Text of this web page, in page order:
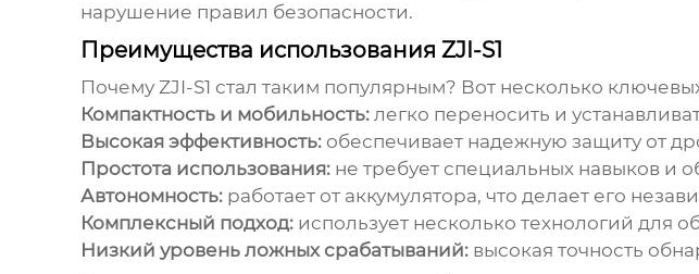
нарушение правил безопасности.
Преимущества использования ZJI-S1
Почему ZJI-S1 стал таким популярным? Вот несколько
Компактность и мобильность:легко переносить и
Высокая эффективность:обеспечивает надежную защиту от
Простота использования:не требует специальных навыков и
Автономность:работает от аккумулятора, что делает его
Комплексный подход:использует несколько технологий для
Низкий уровень ложных срабатываний:высокая точность